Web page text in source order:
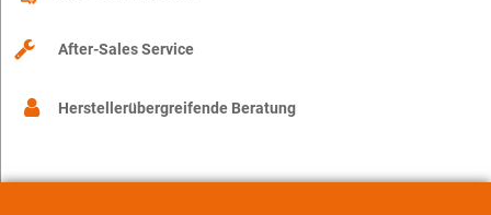
After-Sales Service
Herstellerübergreifende Beratung